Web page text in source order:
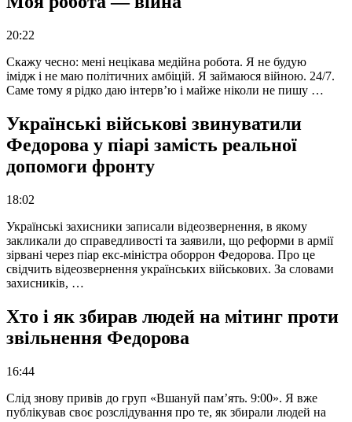
20:22
Скажу чесно: мені нецікава медійна робота. Я не будую
імідж і не маю політичних амбіцій. Я займаюся війною. 24/7.
Саме тому я рідко даю інтерв’ю і майже ніколи не пишу …
Українські військові звинуватили
Федорова у піарі замість реальної
допомоги фронту
18:02
Українські захисники записали відеозвернення, в якому
закликали до справедливості та заявили, що реформи в армії
зірвані через піар екс-міністра оборрон Федорова. Про це
свідчить відеозвернення українських військових. За словами
захисників, …
Хто і як збирав людей на мітинг проти
звільнення Федорова
16:44
Слід знову привів до груп «Вшануй пам’ять. 9:00». Я вже
публікував своє розслідування про те, як збирали людей на